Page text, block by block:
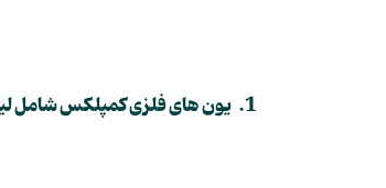
1. یون های فلزی کمپلکس شامل لیگاندهای ساده: